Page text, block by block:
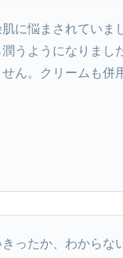
に悩まされていま
うようになりまし
ん。クリームも併
ったか、わからな